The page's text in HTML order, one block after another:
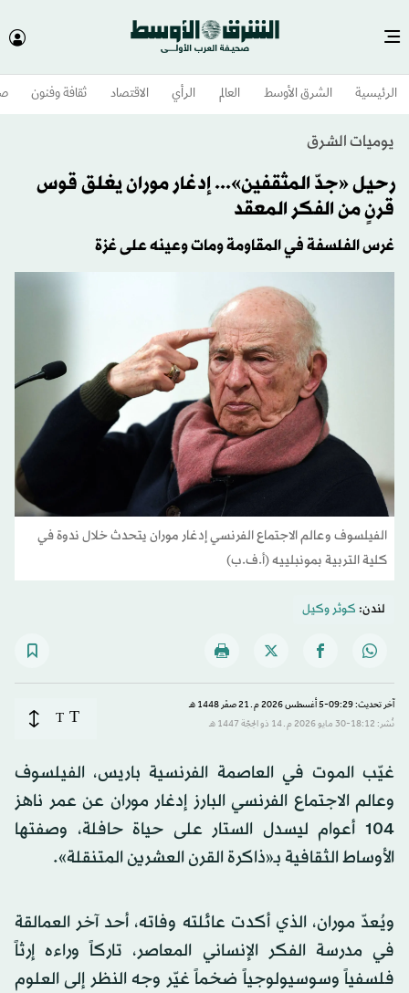
الرئيسية الشرق الأوسط​ العالم الرأي الاقتصاد ثقافة وفنون
يوميات الشرق
رحيل «جدّ المثقفين»... إدغار موران يغلق قوس
قرنٍ من الفكر المعقد
غرس الفلسفة في المقاومة ومات وعينه على غزة
الفيلسوف وعالم الاجتماع الفرنسي إدغار موران يتحدث خلال ندوة في
كلية التربية بمونبلييه (أ.ف.ب)
لندن: كوثر وكيل
آخر تحديث: 09:29-5 أغسطس 2026 م ـ 21 صفَر 1448 هـ
نُشر: 18:12-30 مايو 2026 م ـ 14 ذو الحِجّة 1447 هـ
T
T
غيّب الموت في العاصمة الفرنسية باريس، الفيلسوف
وعالم الاجتماع الفرنسي البارز إدغار موران عن عمر ناهز
104 أعوام ليسدل الستار على حياة حافلة، وصفتها
الأوساط الثقافية بـ«ذاكرة القرن العشرين المتنقلة».
ويُعدّ موران، الذي أكدت عائلته وفاته، أحد آخر العمالقة
في مدرسة الفكر الإنساني المعاصر، تاركاً وراءه إرثاً
فلسفياً وسوسيولوجياً ضخماً غيّر وجه النظر إلى العلوم